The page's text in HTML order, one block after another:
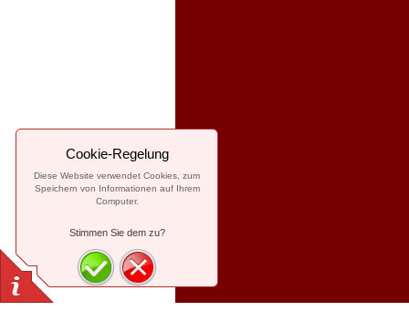
Cookie-Regelung
Diese Website verwendet Cookies, zum
Speichern von Informationen auf Ihrem
Computer.
Stimmen Sie dem zu?